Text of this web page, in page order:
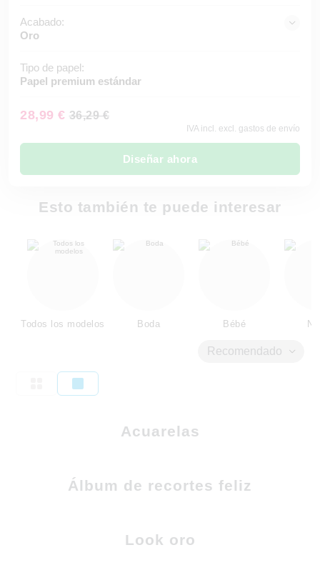
Acabado:
Oro
Tipo de papel:
Papel premium estándar
28,99 € 36,29 €
IVA incl. excl. gastos de envío
Diseñar ahora
Esto también te puede interesar
Todos los modelos Boda Bébé
Recomendado
Acuarelas
Álbum de recortes feliz
Look oro